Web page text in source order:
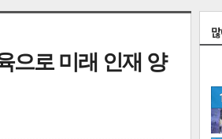
으로 미래 인재 양